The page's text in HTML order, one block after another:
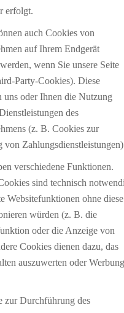
erfolgt.
auch Cookies von
auf Ihrem Endgerät
wenn Sie unsere Seite
Party-Cookies). Diese
uns oder Ihnen die Nutzung
des
(z. B. Cookies zur
verschiedene Funktionen.
sind technisch
Websitefunktionen ohne diese
würden (z. B. die
oder die Anzeige von
Cookies dienen dazu, das
auszuwerten oder Werbung
zur Durchführung des